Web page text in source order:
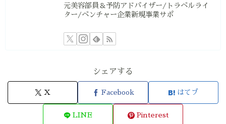
元美容部員＆予防アドバイザー/トラベルライ
ター/ベンチャー企業新規事業サポ
シェアする
X Facebook はてブ
LINE Pinterest